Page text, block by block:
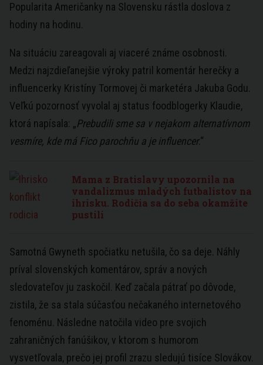
Popularita Američanky na Slovensku rástla doslova z
hodiny na hodinu.
Na situáciu zareagovali aj viaceré známe osobnosti.
Medzi najzdieľanejšie výroky patril komentár herečky a
influencerky Kristíny Tormovej či marketéra Jakuba Godu.
Veľkú pozornosť vyvolal aj status foodblogerky Klaudie,
ktorá napísala: „Prebudili sme sa v nejakom alternatívnom
vesmíre, kde má Fico parochňu a je influencer.“
Mama z Bratislavy upozornila na
vandalizmus mladých futbalistov na
ihrisku. Rodičia sa do seba okamžite
pustili
Samotná Gwyneth spočiatku netušila, čo sa deje. Náhly
príval slovenských komentárov, správ a nových
sledovateľov ju zaskočil. Keď začala pátrať po dôvode,
zistila, že sa stala súčasťou nečakaného internetového
fenoménu. Následne natočila video pre svojich
zahraničných fanúšikov, v ktorom s humorom
vysvetľovala, prečo jej profil zrazu sledujú tisíce Slovákov.